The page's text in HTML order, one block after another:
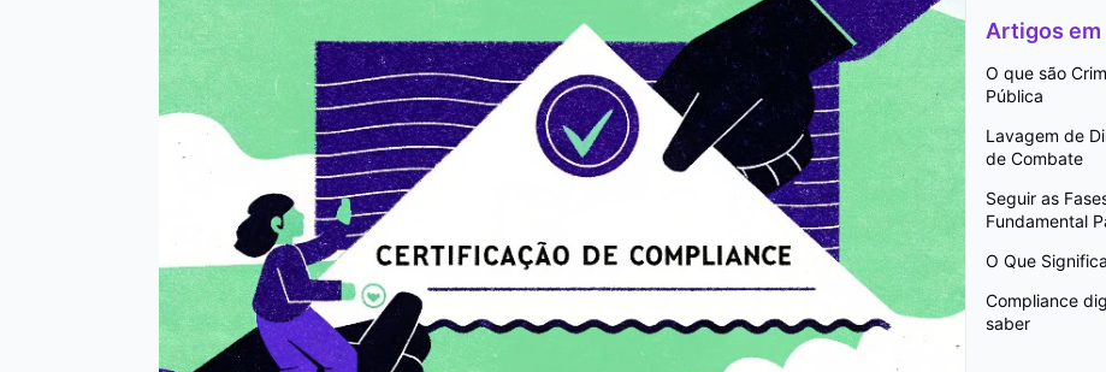
Artigos em
O que são
Pública
Lavagem de
de Combate
Seguir as
Fundamental
O Que
Compliance
saber